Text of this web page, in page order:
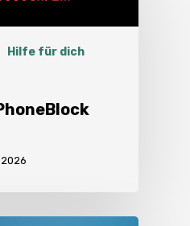
Hilfe für dich